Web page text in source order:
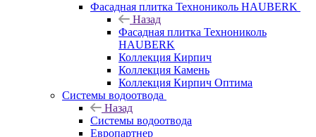
Фасадная плитка Технониколь HAUBERK
Назад
Фасадная плитка Технониколь
HAUBERK
Кол​лекция Кирпич
Кол​лекция Камень
Коллекция Кирпич Оптима
Системы водоотвода
Назад
Системы водоотвода
Европартнер